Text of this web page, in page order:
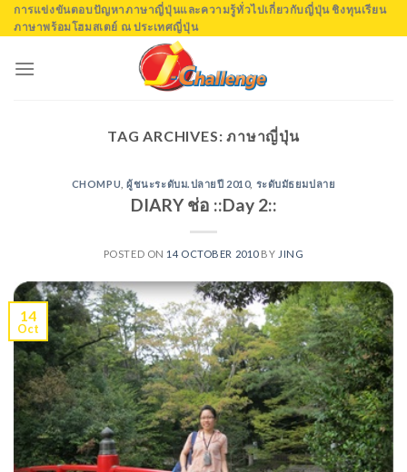
Skip
to
การแข่งขันตอบปัญหาภาษาญี่ปุ่นและความรู้ทั่วไปเกี่ยวกับญี่ปุ่น ชิงทุนเรียน
ภาษาพร้อมโฮมสเตย์ ณ ประเทศญี่ปุ่น
TAG ARCHIVES:ภาษาญี่ปุ่น
CHOMPU ,ผู้ชนะระดับม.ปลายปี 2010, ระดับมัธยมปลาย
DIARY ช่อ ::Day 2::
POSTED ON 14 OCTOBER 2010BY JING
14
Oct